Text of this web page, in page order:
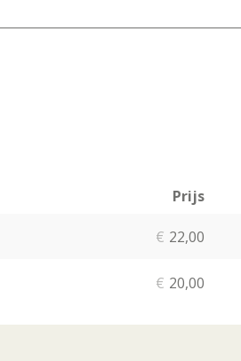
Prijs
€ 22,00
€ 20,00